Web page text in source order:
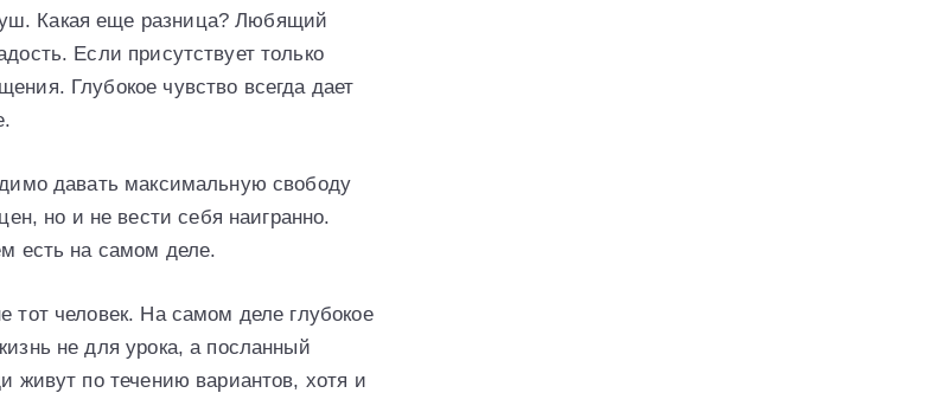
Какая еще разница? Любящий
Если присутствует только
Глубокое чувство всегда дает
давать максимальную свободу
но и не вести себя наигранно.
есть на самом деле.
человек. На самом деле глубокое
не для урока, а посланный
живут по течению вариантов, хотя и